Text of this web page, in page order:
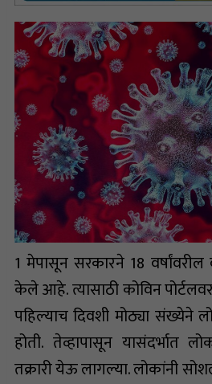
1 मेपासून सरकारने 18
केले आहे. त्यासाठी कोविन
पहिल्याच दिवशी मोठ्या संख्येने
होती. तेव्हापासून यासंदर्भात
तक्रारी येऊ लागल्या. लोकांनी